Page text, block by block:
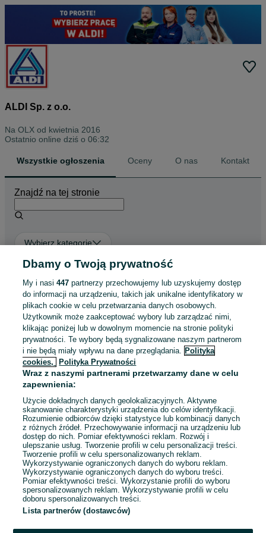
ALDI Sp. z o.o.
Na OLX od kwietnia 2016
Ostatnio online dziś o 06:32
Wszystkie ogłoszenia Oceny O nas Kontakt
Znajdź na tej stronie
Wybierz kategorię
ZNALEŹLIŚMY 0
Sortowanie Opcje przeglądania
Przepraszamy, nie znaleźliśmy tego,
czego szukasz.
Dbamy o Twoją prywatność
My i nasi447 partnerzy przechowujemy lub uzyskujemy dostęp
do informacji na urządzeniu, takich jak unikalne identyfikatory w
plikach cookie w celu przetwarzania danych osobowych.
Użytkownik może zaakceptować wybory lub zarządzać nimi,
klikając poniżej lub w dowolnym momencie na stronie polityki
prywatności. Te wybory będą sygnalizowane naszym partnerom
i nie będą miały wpływu na dane przeglądania. Polityka
cookies,
Polityka Prywatności
Wraz z naszymi partnerami przetwarzamy dane w celu
zapewnienia:
Użycie dokładnych danych geolokalizacyjnych. Aktywne
skanowanie charakterystyki urządzenia do celów identyfikacji.
Rozumienie odbiorców dzięki statystyce lub kombinacji danych
z różnych źródeł. Przechowywanie informacji na urządzeniu lub
dostęp do nich. Pomiar efektywności reklam. Rozwój i
ulepszanie usług. Tworzenie profili w celu personalizacji treści.
Tworzenie profili w celu spersonalizowanych reklam.
Wykorzystywanie ograniczonych danych do wyboru reklam.
Wykorzystywanie ograniczonych danych do wyboru treści.
Pomiar efektywności treści. Wykorzystanie profili do wyboru
spersonalizowanych reklam. Wykorzystywanie profili w celu
doboru spersonalizowanych treści.
Lista partnerów (dostawców)